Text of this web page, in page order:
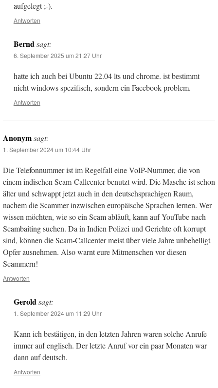
aufgelegt ;-).
Antworten
Bernd sagt:
6. September 2025 um 21:27 Uhr
hatte ich auch bei Ubuntu 22.04 lts und chrome. ist bestimmt
nicht windows spezifisch, sondern ein Facebook problem.
Antworten
Anonymsagt:
1. September 2024 um 10:44 Uhr
Die Telefonnummer ist im Regelfall eine VoIP-Nummer, die von
einem indischen Scam-Callcenter benutzt wird. Die Masche ist schon
älter und schwappt jetzt auch in den deutschsprachigen Raum,
nachem die Scammer inzwischen europäische Sprachen lernen. Wer
wissen möchten, wie so ein Scam abläuft, kann auf YouTube nach
Scambaiting suchen. Da in Indien Polizei und Gerichte oft korrupt
sind, können die Scam-Callcenter meist über viele Jahre unbehelligt
Opfer ausnehmen. Also warnt eure Mitmenschen vor diesen
Scammern!
Antworten
Gerold sagt:
1. September 2024 um 11:29 Uhr
Kann ich bestätigen, in den letzten Jahren waren solche Anrufe
immer auf englisch. Der letzte Anruf vor ein paar Monaten war
dann auf deutsch.
Antworten